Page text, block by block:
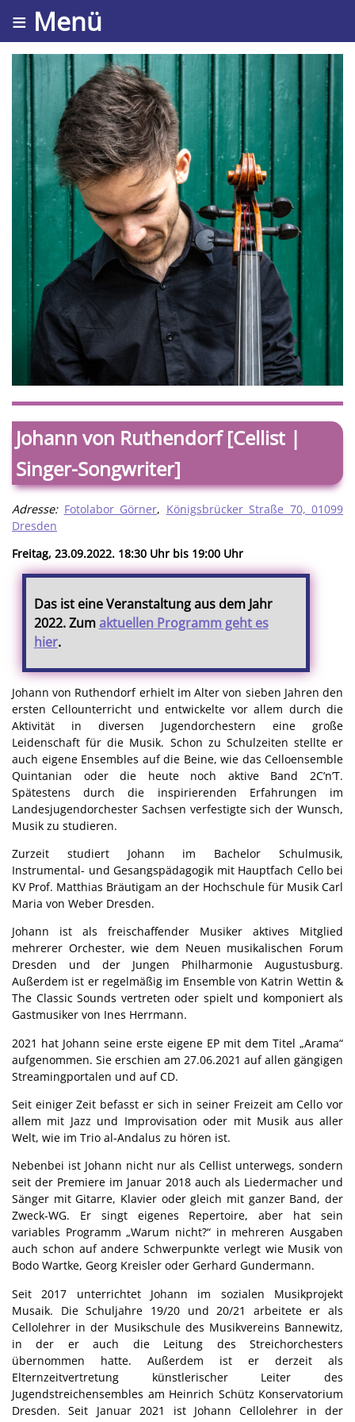
≡ Menü
Johann von Ruthendorf [Cellist |
Singer-Songwriter]
Adresse: Fotolabor Görner, Königsbrücker Straße 70, 01099
Dresden
Freitag, 23.09.2022. 18:30 Uhr bis 19:00 Uhr
Das ist eine Veranstaltung aus dem Jahr
2022. Zumaktuellen Programm geht es
hier.
Johann von Ruthendorf erhielt im Alter von sieben Jahren den
ersten Cellounterricht und entwickelte vor allem durch die
Aktivität in diversen Jugendorchestern eine große
Leidenschaft für die Musik. Schon zu Schulzeiten stellte er
auch eigene Ensembles auf die Beine, wie das Celloensemble
Quintanian oder die heute noch aktive Band 2C’n’T.
Spätestens durch die inspirierenden Erfahrungen im
Landesjugendorchester Sachsen verfestigte sich der Wunsch,
Musik zu studieren.
Zurzeit studiert Johann im Bachelor Schulmusik,
Instrumental- und Gesangspädagogik mit Hauptfach Cello bei
KV Prof. Matthias Bräutigam an der Hochschule für Musik Carl
Maria von Weber Dresden.
Johann ist als freischaffender Musiker aktives Mitglied
mehrerer Orchester, wie dem Neuen musikalischen Forum
Dresden und der Jungen Philharmonie Augustusburg.
Außerdem ist er regelmäßig im Ensemble von Katrin Wettin &
The Classic Sounds vertreten oder spielt und komponiert als
Gastmusiker von Ines Herrmann.
2021 hat Johann seine erste eigene EP mit dem Titel „Arama“
aufgenommen. Sie erschien am 27.06.2021 auf allen gängigen
Streamingportalen und auf CD.
Seit einiger Zeit befasst er sich in seiner Freizeit am Cello vor
allem mit Jazz und Improvisation oder mit Musik aus aller
Welt, wie im Trio al-Andalus zu hören ist.
Nebenbei ist Johann nicht nur als Cellist unterwegs, sondern
seit der Premiere im Januar 2018 auch als Liedermacher und
Sänger mit Gitarre, Klavier oder gleich mit ganzer Band, der
Zweck-WG. Er singt eigenes Repertoire, aber hat sein
variables Programm „Warum nicht?“ in mehreren Ausgaben
auch schon auf andere Schwerpunkte verlegt wie Musik von
Bodo Wartke, Georg Kreisler oder Gerhard Gundermann.
Seit 2017 unterrichtet Johann im sozialen Musikprojekt
Musaik. Die Schuljahre 19/20 und 20/21 arbeitete er als
Cellolehrer in der Musikschule des Musikvereins Bannewitz,
in der er auch die Leitung des Streichorchesters
übernommen hatte. Außerdem ist er derzeit als
Elternzeitvertretung künstlerischer Leiter des
Jugendstreichensembles am Heinrich Schütz Konservatorium
Dresden. Seit Januar 2021 ist Johann Cellolehrer in der